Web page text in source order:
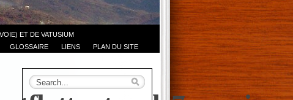
ET DE VATUSIUM
GLOSSAIRE LIENS PLAN DU SITE